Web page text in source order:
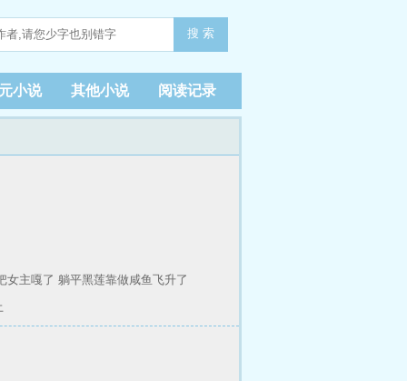
搜 索
小说 其他小说 阅读记录
女主嘎了 躺平黑莲靠做咸鱼飞升了